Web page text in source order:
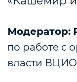
Модератор:
по работе с
власти